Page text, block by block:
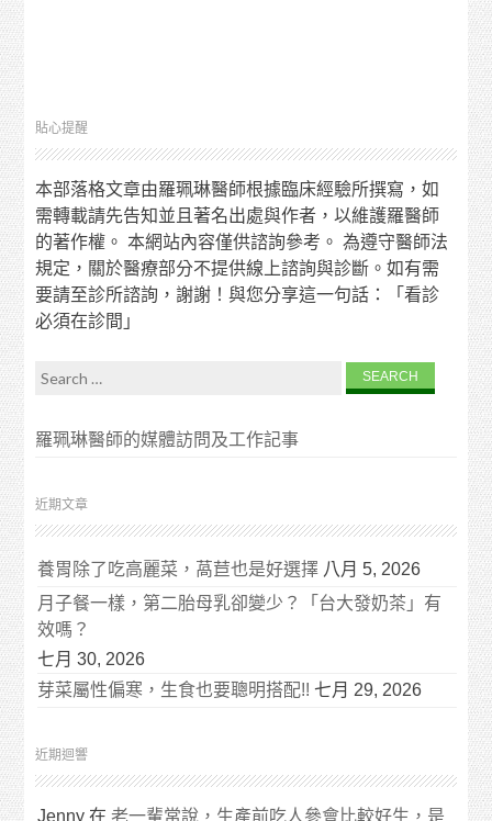
貼心提醒
本部落格文章由羅珮琳醫師根據臨床經驗所撰寫，如
需轉載請先告知並且著名出處與作者，以維護羅醫師
的著作權。 本網站內容僅供諮詢參考。 為遵守醫師法
規定，關於醫療部分不提供線上諮詢與診斷。如有需
要請至診所諮詢，謝謝！與您分享這一句話：「看診
必須在診間」
Search for:
羅珮琳醫師的媒體訪問及工作記事
近期文章
養胃除了吃高麗菜，萵苣也是好選擇 八月 5, 2026
月子餐一樣，第二胎母乳卻變少？「台大發奶茶」有
效嗎？
七月 30, 2026
芽菜屬性偏寒，生食也要聰明搭配!! 七月 29, 2026
近期迴響
Jenny 在老一輩常說，生產前吃人參會比較好生，是